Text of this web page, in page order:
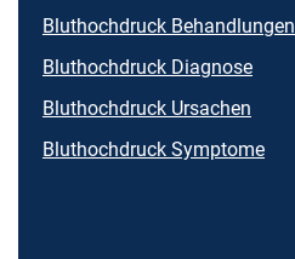
Bluthochdruck Behandlungen
Bluthochdruck Diagnose
Bluthochdruck Ursachen
Bluthochdruck Symptome